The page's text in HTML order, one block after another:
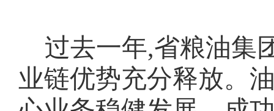
过去一年,省粮油集
业链优势充分释放。